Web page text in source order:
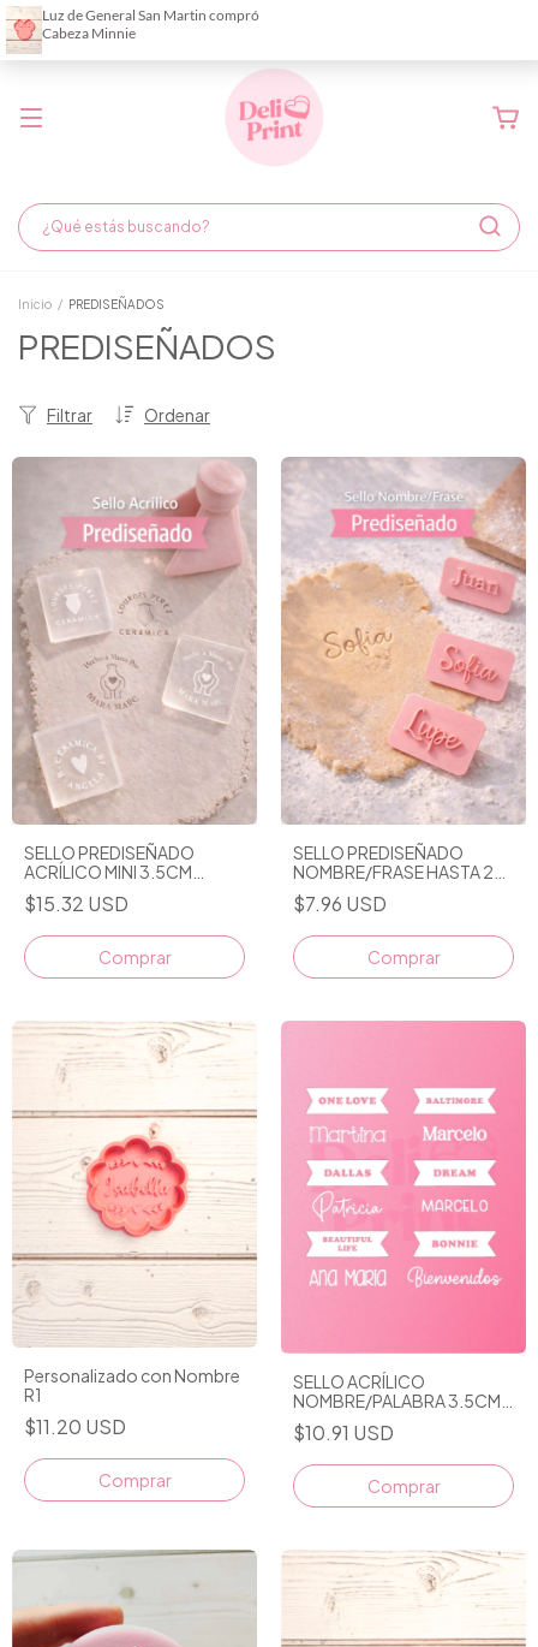
Demora de fabricación hasta 6 días hábiles
Inicio / PREDISEÑADOS
PREDISEÑADOS
Ordenar
Filtrar
SELLO PREDISEÑADO
ACRÍLICO MINI 3.5CM
NOMBRE/PALABRA
PERSONALIZABLE
$15.32 USD
Comprar
SELLO PREDISEÑADO
NOMBRE/FRASE HASTA 2
PALABRAS
$7.96 USD
Comprar
Personalizado con Nombre
R1
$11.20 USD
SELLO ACRÍLICO
NOMBRE/PALABRA 3.5CM
PERSONALIZABLE
$10.91 USD
Comprar